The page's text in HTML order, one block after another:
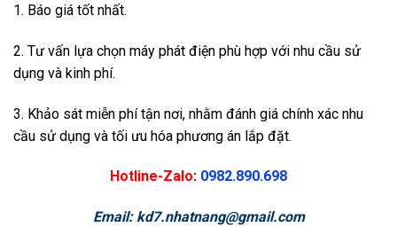
1. Báo giá tốt nhất.
2. Tư vấn lựa chọn máy phát điện phù hợp với nhu cầu sử
dụng và kinh phí.
3. Khảo sát miễn phí tận nơi, nhằm đánh giá chính xác nhu
cầu sử dụng và tối ưu hóa phương án lắp đặt.
Hotline-Zalo: 0982.890.698
Email: kd7.nhatnang@gmail.com